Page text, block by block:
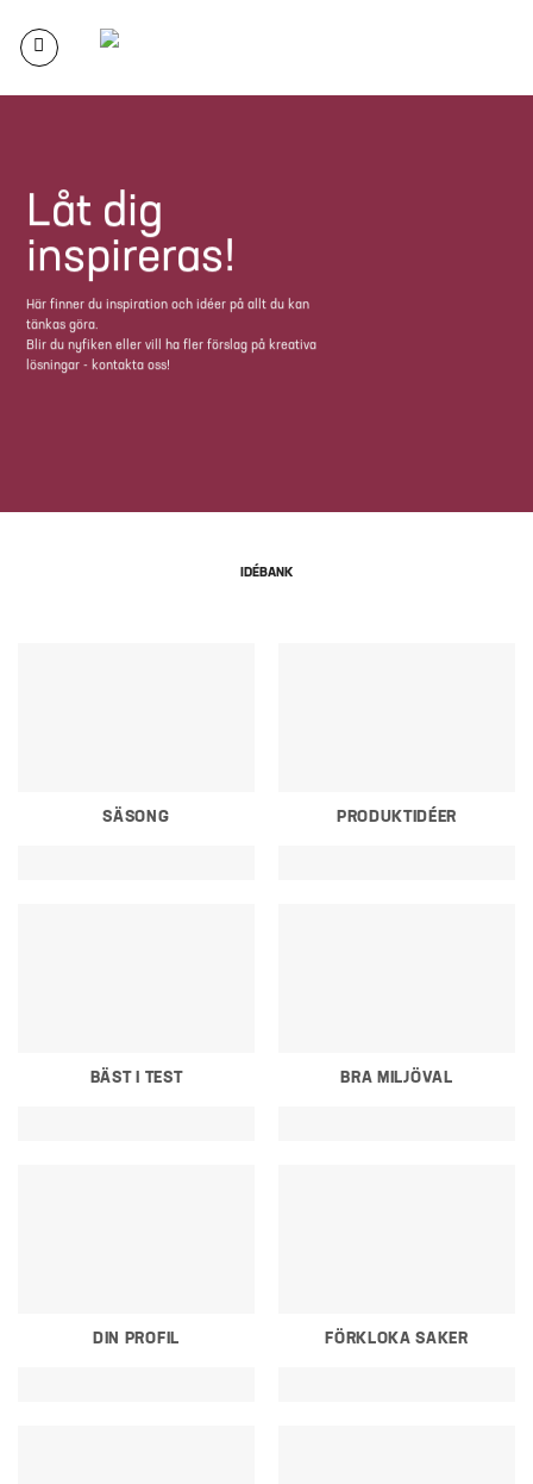
content
Låt dig
inspireras!
Här finner du inspiration och idéer på allt du kan
tänkas göra.
Blir du nyfiken eller vill ha fler förslag på kreativa
lösningar - kontakta oss!
IDÉBANK
SÄSONG PRODUKTIDÉER
BÄST I TEST BRA MILJÖVAL
DIN PROFIL FÖRKLOKA SAKER